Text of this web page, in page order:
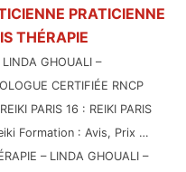
PRATICIENNE
THÉRAPIE
GHOUALI –
CERTIFIÉE RNCP
PARIS 16 : REIKI PARIS
Formation : Avis, Prix …
– LINDA GHOUALI –